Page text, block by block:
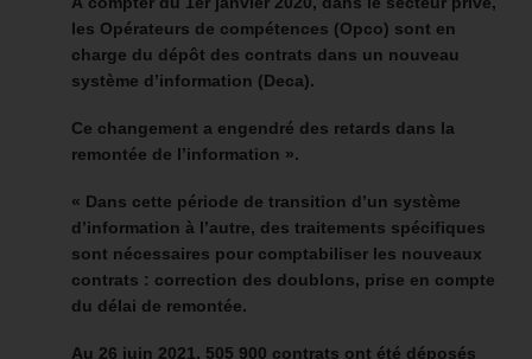
les Opérateurs de compétences (Opco) sont en
charge du dépôt des contrats dans un nouveau
système d’information (Deca).
Ce changement a engendré des retards dans la
remontée de l’information ».
« Dans cette période de transition d’un système
d’information à l’autre, des traitements spécifiques
sont nécessaires pour comptabiliser les nouveaux
contrats : correction des doublons, prise en compte
du délai de remontée.
Au 26 juin 2021, 505 900 contrats ont été déposés